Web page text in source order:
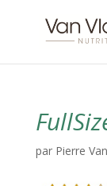
par Pierre